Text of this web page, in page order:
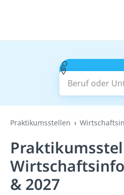
Beruf oder
Praktikumsstellen
& 2027